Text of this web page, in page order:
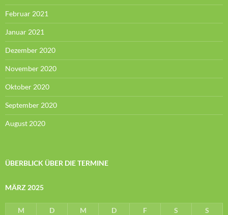
Februar 2021
Januar 2021
Dezember 2020
November 2020
Oktober 2020
September 2020
August 2020
ÜBERBLICK ÜBER DIE TERMINE
MÄRZ 2025
M D M D F S
S